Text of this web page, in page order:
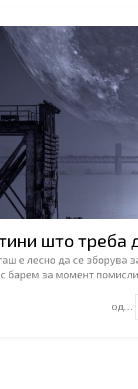
што треба
е лесно да се зборува
барем за момент
од…